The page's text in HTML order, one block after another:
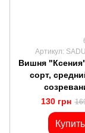
Артикул:
Вишня
сорт,
130 грн
Купить